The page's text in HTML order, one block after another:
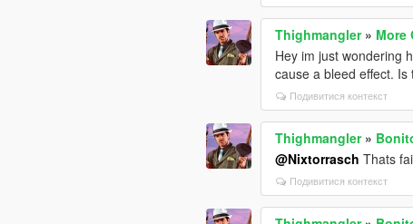
Thighmangler» More
Hey im just wondering
cause a bleed effect.
Подивитися контекст
Thighmangler»
@Nixtorrasch Thats
Подивитися контекст